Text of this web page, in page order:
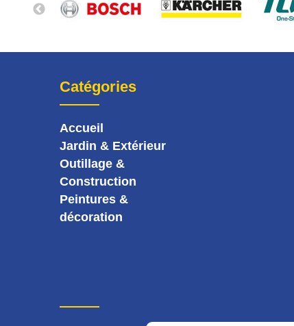
Catégories
Accueil
Jardin & Extérieur
Outillage &
Construction
Peintures &
décoration